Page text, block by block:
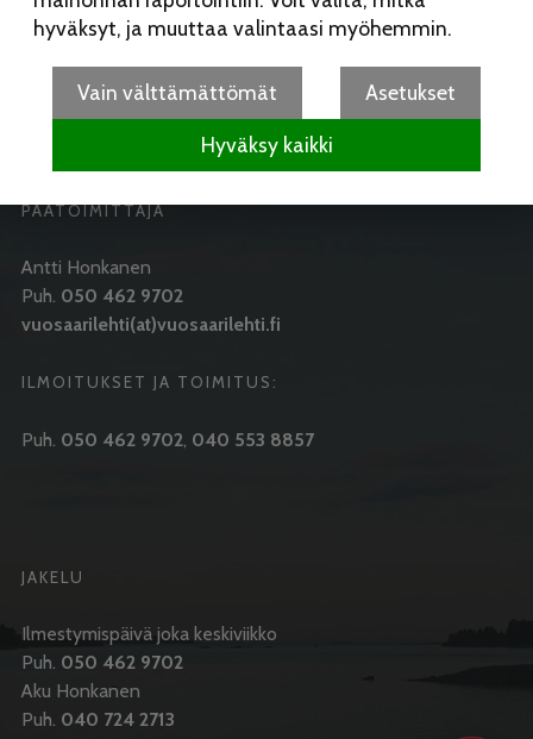
00960 Helsinki
Puh:
050 462 9702
vuosaarilehti(at)vuosaarilehti.fi
PÄÄTOIMITTAJA
Antti Honkanen
Puh. 050 462 9702
vuosaarilehti(at)vuosaarilehti.fi
ILMOITUKSET JA TOIMITUS:
Puh. 050 462 9702, 040 553 8857
JAKELU
Ilmestymispäivä joka keskiviikko
Puh. 050 462 9702
Aku Honkanen
Puh. 040 724 2713
hyväksyt, ja muuttaa valintaasi myöhemmin.
Vain välttämättömät Asetukset
Hyväksy kaikki